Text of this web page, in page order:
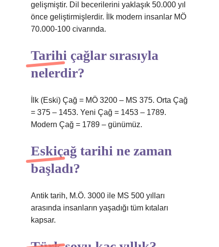
gelişmiştir. Dil becerilerini yaklaşık 50.000 yıl
önce geliştirmişlerdir. İlk modern insanlar MÖ
70.000-100 civarında.
Tarihi çağlar sırasıyla
nelerdir?
İlk (Eski) Çağ = MÖ 3200 – MS 375. Orta Çağ
= 375 – 1453. Yeni Çağ = 1453 – 1789.
Modern Çağ = 1789 – günümüz.
Eskiçağ tarihi ne zaman
başladı?
Antik tarih, M.Ö. 3000 ile MS 500 yılları
arasında insanların yaşadığı tüm kıtaları
kapsar.